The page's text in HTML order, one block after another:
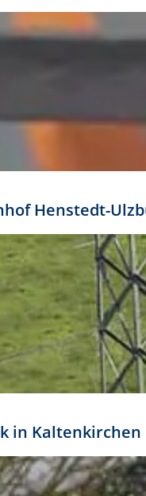
jeweiligen
im Layout:
(7 %)
jedoch auch größer
der
Henstedt-
in Kaltenkirchen